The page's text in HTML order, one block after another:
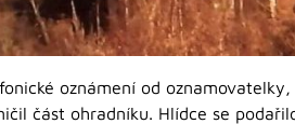
oznámení od oznamovatelky,
část ohradníku. Hlídce se